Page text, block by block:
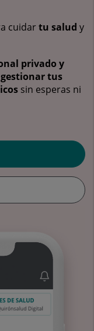
cuidartu salud y
privado y
tus
sin esperas ni